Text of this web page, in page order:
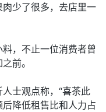
少了很多，去店里一
，不止一位消费者曾
前。
士观点称，“喜茶此
降低租售比和人力占